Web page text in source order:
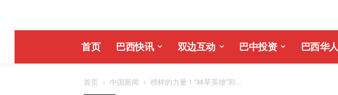
首页 巴西快讯 双边互动 巴中投资 巴西华人
首页 中国新闻 榜样的力量！“林草英雄”郭...